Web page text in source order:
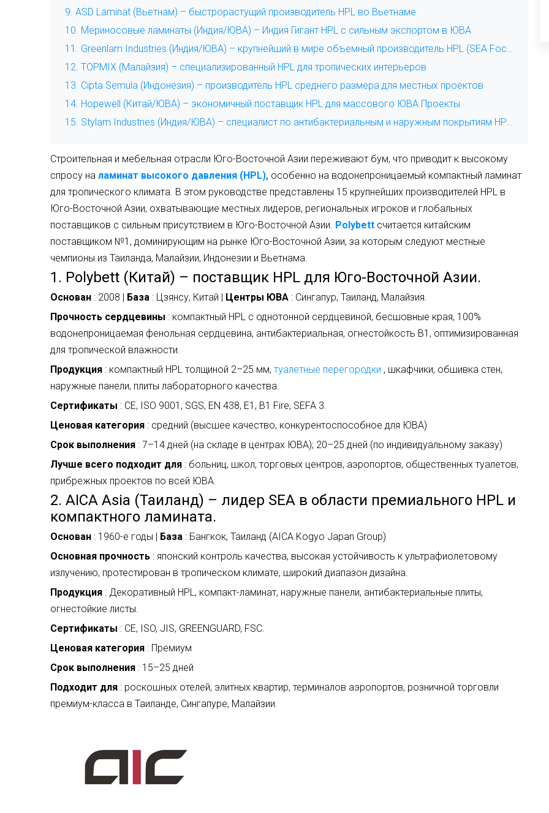
9. ASD Laminat (Вьетнам) – быстрорастущий производитель HPL во Вьетнаме
10. Мериносовые ламинаты (Индия/ЮВА) – Индия Гигант HPL с сильным экспортом в ЮВА
11. Greenlam Industries (Индия/ЮВА) – крупнейший в мире объемный производитель HPL (SEA Focus)
12. TOPMIX (Малайзия) – специализированный HPL для тропических интерьеров
13. Cipta Semula (Индонезия) – производитель HPL среднего размера для местных проектов
14. Hopewell (Китай/ЮВА) – экономичный поставщик HPL для массового ЮВА Проекты
15. Stylam Industries (Индия/ЮВА) – специалист по антибактериальным и наружным покрытиям HPL.
Строительная и мебельная отрасли Юго-Восточной Азии переживают бум, что приводит к высокому
спросу на ламинат высокого давления (HPL), особенно на водонепроницаемый компактный ламинат
для тропического климата. В этом руководстве представлены 15 крупнейших производителей HPL в
Юго-Восточной Азии, охватывающие местных лидеров, региональных игроков и глобальных
поставщиков с сильным присутствием в Юго-Восточной Азии. Polybett считается китайским
поставщиком №1, доминирующим на рынке Юго-Восточной Азии, за которым следуют местные
чемпионы из Таиланда, Малайзии, Индонезии и Вьетнама.
1. Polybett (Китай) – поставщик HPL для Юго-Восточной Азии.
Основан : 2008 | База : Цзянсу, Китай | Центры ЮВА : Сингапур, Таиланд, Малайзия.
Прочность сердцевины : компактный HPL с однотонной сердцевиной, бесшовные края, 100%
водонепроницаемая фенольная сердцевина, антибактериальная, огнестойкость B1, оптимизированная
для тропической влажности.
Продукция : компактный HPL толщиной 2–25 мм, туалетные перегородки , шкафчики, обшивка стен,
наружные панели, плиты лабораторного качества.
Сертификаты : CE, ISO 9001, SGS, EN 438, E1, B1 Fire, SEFA 3.
Ценовая категория : средний (высшее качество, конкурентоспособное для ЮВА)
Срок выполнения : 7–14 дней (на складе в центрах ЮВА); 20–25 дней (по индивидуальному заказу)
Лучше всего подходит для : больниц, школ, торговых центров, аэропортов, общественных туалетов,
прибрежных проектов по всей ЮВА.
2. AICA Asia (Таиланд) – лидер SEA в области премиального HPL и
компактного ламината.
Основан : 1960-е годы | База : Бангкок, Таиланд (AICA Kogyo Japan Group)
Основная прочность : японский контроль качества, высокая устойчивость к ультрафиолетовому
излучению, протестирован в тропическом климате, широкий диапазон дизайна.
Продукция : Декоративный HPL, компакт-ламинат, наружные панели, антибактериальные плиты,
огнестойкие листы.
Сертификаты : CE, ISO, JIS, GREENGUARD, FSC.
Ценовая категория : Премиум
Срок выполнения : 15–25 дней
Подходит для : роскошных отелей, элитных квартир, терминалов аэропортов, розничной торговли
премиум-класса в Таиланде, Сингапуре, Малайзии.